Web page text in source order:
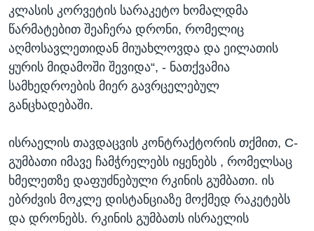
კლასის კორვეტის სარაკეტო ხომალდმა
წარმატებით შეაჩერა დრონი, რომელიც
აღმოსავლეთიდან მიუახლოვდა და ეილათის
ყურის მიდამოში შევიდა“, - ნათქვამია
სამხედროების მიერ გავრცელებულ
განცხადებაში.
ისრაელის თავდაცვის კონტრაქტორის თქმით, C-
გუმბათი იმავე ჩამჭრელებს იყენებს , რომელსაც
ხმელეთზე დაფუძნებული რკინის გუმბათი. ის
ებრძვის მოკლე დისტანციაზე მოქმედ რაკეტებს
და დრონებს. რკინის გუმბათს ისრაელის